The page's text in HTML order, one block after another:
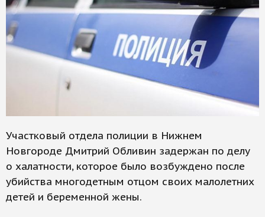
Участковый отдела полиции в Нижнем
Новгороде Дмитрий Обливин задержан по делу
о халатности, которое было возбуждено после
убийства многодетным отцом своих малолетних
детей и беременной жены.